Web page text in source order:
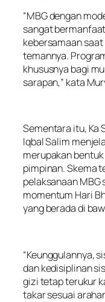
“MBG dengan
sangat
kebersamaan
temannya.
khususnya bagi
sarapan,” kata
Sementara itu, Ka
Iqbal Salim
merupakan
pimpinan. Skema
pelaksanaan MBG
momentum Hari
yang berada di
“Keunggulannya,
dan kedisiplinan
gizi tetap terukur
takar sesuai